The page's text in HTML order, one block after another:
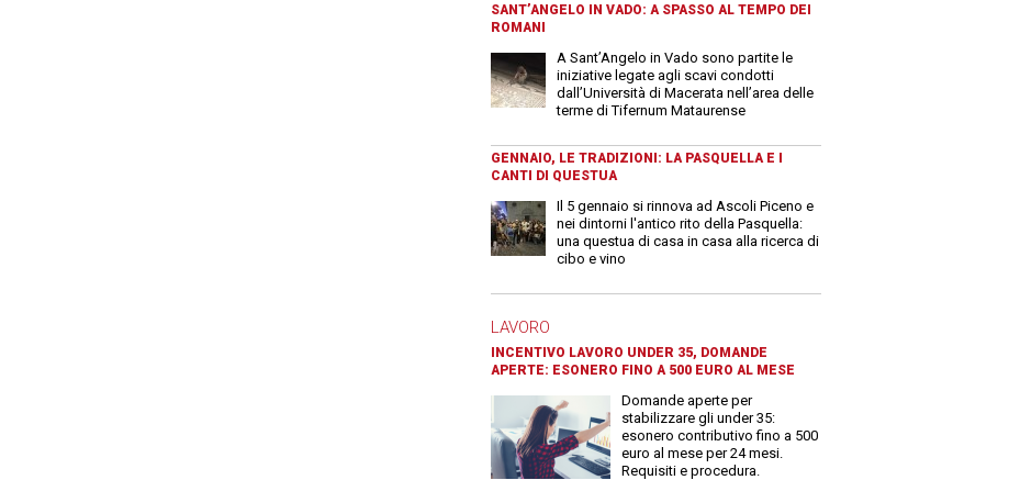
SANT’ANGELO IN VADO: A SPASSO AL TEMPO DEI
ROMANI
A Sant’Angelo in Vado sono partite le
iniziative legate agli scavi condotti
dall’Università di Macerata nell’area delle
terme di Tifernum Mataurense
GENNAIO, LE TRADIZIONI: LA PASQUELLA E I
CANTI DI QUESTUA
Il 5 gennaio si rinnova ad Ascoli Piceno e
nei dintorni l'antico rito della Pasquella:
una questua di casa in casa alla ricerca di
cibo e vino
LAVORO
INCENTIVO LAVORO UNDER 35, DOMANDE
APERTE: ESONERO FINO A 500 EURO AL MESE
Domande aperte per
stabilizzare gli under 35:
esonero contributivo fino a 500
euro al mese per 24 mesi.
Requisiti e procedura.